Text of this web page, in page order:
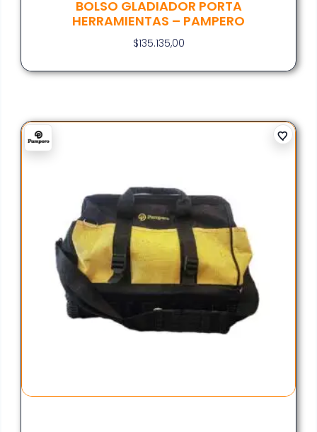
BOLSO GLADIADOR PORTA
HERRAMIENTAS – PAMPERO
$135.135,00